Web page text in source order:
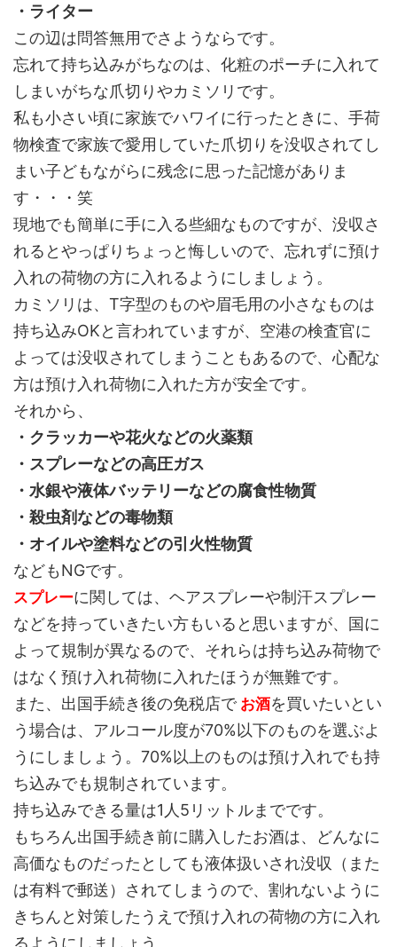
・ライター
この辺は問答無用でさようならです。
忘れて持ち込みがちなのは、化粧のポーチに入れて
しまいがちな爪切りやカミソリです。
私も小さい頃に家族でハワイに行ったときに、手荷
物検査で家族で愛用していた爪切りを没収されてし
まい子どもながらに残念に思った記憶がありま
す・・・笑
現地でも簡単に手に入る些細なものですが、没収さ
れるとやっぱりちょっと悔しいので、忘れずに預け
入れの荷物の方に入れるようにしましょう。
カミソリは、T字型のものや眉毛用の小さなものは
持ち込みOKと言われていますが、空港の検査官に
よっては没収されてしまうこともあるので、心配な
方は預け入れ荷物に入れた方が安全です。
それから、
・クラッカーや花火などの火薬類
・スプレーなどの高圧ガス
・水銀や液体バッテリーなどの腐食性物質
・殺虫剤などの毒物類
・オイルや塗料などの引火性物質
などもNGです。
スプレーに関しては、ヘアスプレーや制汗スプレー
などを持っていきたい方もいると思いますが、国に
よって規制が異なるので、それらは持ち込み荷物で
はなく預け入れ荷物に入れたほうが無難です。
また、出国手続き後の免税店でお酒を買いたいとい
う場合は、アルコール度が70%以下のものを選ぶよ
うにしましょう。70%以上のものは預け入れでも持
ち込みでも規制されています。
持ち込みできる量は1人5リットルまでです。
もちろん出国手続き前に購入したお酒は、どんなに
高価なものだったとしても液体扱いされ没収（また
は有料で郵送）されてしまうので、割れないように
きちんと対策したうえで預け入れの荷物の方に入れ
るようにしましょう。